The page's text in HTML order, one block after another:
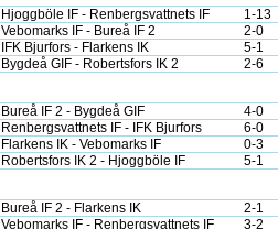
Hjoggböle IF - Renbergsvattnets IF 1-13
Vebomarks IF - Bureå IF 2 2-0
IFK Bjurfors - Flarkens IK 5-1
Bygdeå GIF - Robertsfors IK 2 2-6
Bureå IF 2 - Bygdeå GIF 4-0
Renbergsvattnets IF - IFK Bjurfors 6-0
Flarkens IK - Vebomarks IF 0-3
Robertsfors IK 2 - Hjoggböle IF 5-1
Bureå IF 2 - Flarkens IK 2-1
Vebomarks IF - Renbergsvattnets IF 3-2